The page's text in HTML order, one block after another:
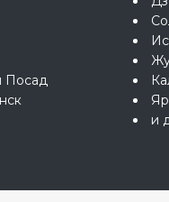
Посад
и